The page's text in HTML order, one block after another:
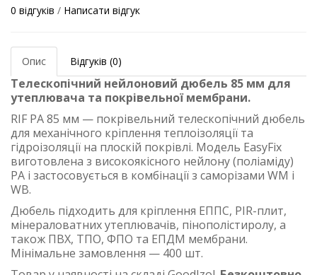
0 відгуків / Написати відгук
Опис Відгуків (0)
Телескопічний нейлоновий дюбель 85 мм для
утеплювача та покрівельної мембрани.
RIF PA 85 мм — покрівельний телескопічний дюбель
для механічного кріплення теплоізоляції та
гідроізоляції на плоскій покрівлі. Модель EasyFix
виготовлена з високоякісного нейлону (поліаміду)
PA і застосовується в комбінації з саморізами WM і
WB.
Дюбель підходить для кріплення ЕППС, PIR-плит,
мінераловатних утеплювачів, пінополістиролу, а
також ПВХ, ТПО, ФПО та ЕПДМ мембрани.
Мінімальне замовлення — 400 шт.